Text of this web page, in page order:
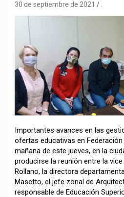
30 de septiembre de 2021
Importantes avances en las
ofertas educativas en
mañana de este jueves, en la
producirse la reunión entre la
Rollano, la directora
Masetto, el jefe zonal de
responsable de Educación